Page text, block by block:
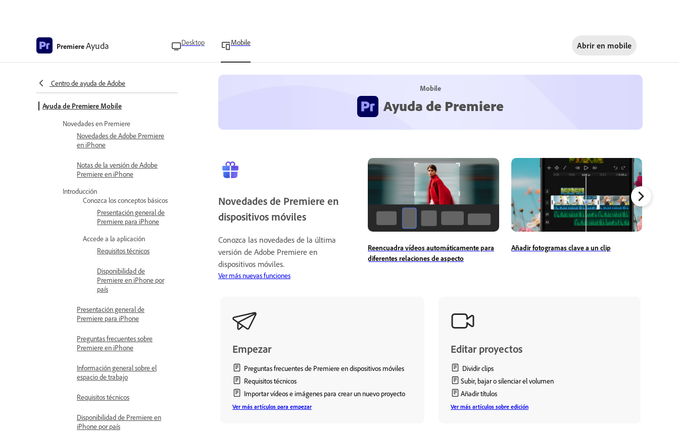
PremiereAyuda Desktop Mobile Abrir en mobile
Centro de ayuda de Adobe
Ayuda de Premiere Mobile
Novedades en Premiere
Novedades de Adobe Premiere
en iPhone
Notas de la versión de Adobe
Premiere en iPhone
Introducción
Conozca los conceptos básicos
Presentación general de
Premiere para iPhone
Accede a la aplicación
Requisitos técnicos
Disponibilidad de
Premiere en iPhone por
país
Presentación general de
Premiere para iPhone
Preguntas frecuentes sobre
Premiere en iPhone
Información general sobre el
espacio de trabajo
Requisitos técnicos
Disponibilidad de Premiere en
iPhone por país
Mobile
Ayuda de Premiere
Novedades de Premiere en
dispositivos móviles
Conozca las novedades de la última
versión de Adobe Premiere en
dispositivos móviles.
Ver más nuevas funciones
Reencuadra vídeos automáticamente para
diferentes relaciones de aspecto
Añadir fotogramas clave a un clip
Empezar
Preguntas frecuentes de Premiere en dispositivos móviles
Requisitos técnicos
Importar vídeos e imágenes para crear un nuevo proyecto
Ver más artículos para empezar
Editar proyectos
Dividir clips
Subir, bajar o silenciar el volumen
Añadir títulos
Ver más artículos sobre edición